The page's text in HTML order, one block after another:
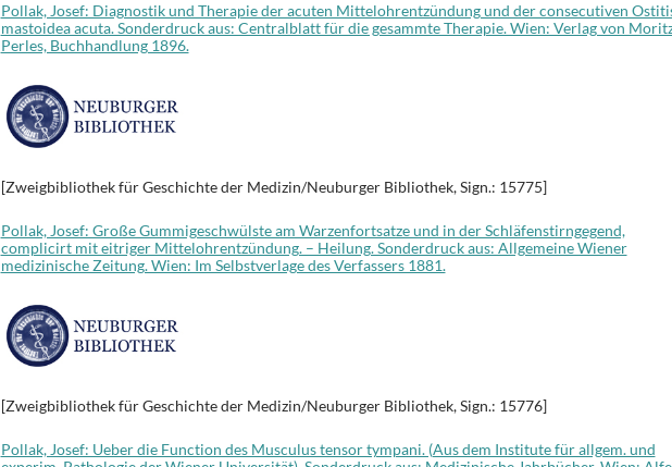
Pollak, Josef: Diagnostik und Therapie der acuten Mittelohrentzündung und der consecutiven
mastoidea acuta. Sonderdruck aus: Centralblatt für die gesammte Therapie. Wien: Verlag von
Perles, Buchhandlung 1896.
[Zweigbibliothek für Geschichte der Medizin/Neuburger Bibliothek, Sign.: 15775]
Pollak, Josef: Große Gummigeschwülste am Warzenfortsatze und in der Schläfenstirngegend,
complicirt mit eitriger Mittelohrentzündung. – Heilung. Sonderdruck aus: Allgemeine Wiener
medizinische Zeitung. Wien: Im Selbstverlage des Verfassers 1881.
[Zweigbibliothek für Geschichte der Medizin/Neuburger Bibliothek, Sign.: 15776]
Pollak, Josef: Ueber die Function des Musculus tensor tympani. (Aus dem Institute für allgem. und